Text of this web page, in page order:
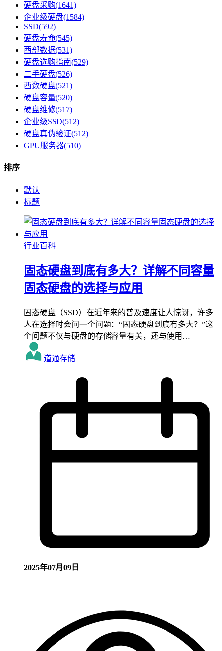
硬盘采购(1641)
企业级硬盘(1584)
SSD(592)
硬盘寿命(545)
西部数据(531)
硬盘选购指南(529)
二手硬盘(526)
西数硬盘(521)
硬盘容量(520)
硬盘维修(517)
企业级SSD(512)
硬盘真伪验证(512)
GPU服务器(510)
排序
默认
标题
行业百科
固态硬盘到底有多大？详解不同容量
固态硬盘的选择与应用
固态硬盘（SSD）在近年来的普及速度让人惊讶，许多
人在选择时会问一个问题：“固态硬盘到底有多大？”这
个问题不仅与硬盘的存储容量有关，还与使用…
道通存储
2025年07月09日